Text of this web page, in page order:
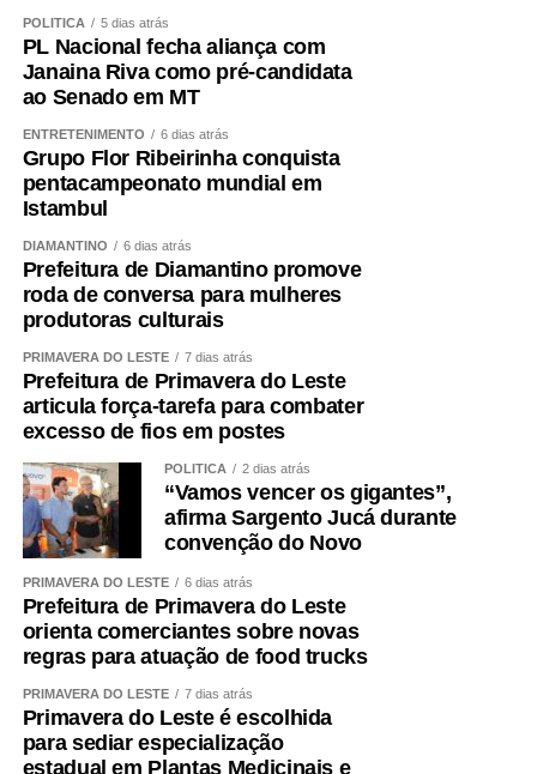
WhatsApp
Facebook
TwitterMessenger
POLÍTICA 5 dias atrás
PL Nacional fecha aliança com
Janaina Riva como pré-candidata
ao Senado em MT
ENTRETENIMENTO 6 dias atrás
Grupo Flor Ribeirinha conquista
pentacampeonato mundial em
Istambul
DIAMANTINO 6 dias atrás
Prefeitura de Diamantino promove
roda de conversa para mulheres
produtoras culturais
PRIMAVERA DO LESTE 7 dias atrás
Prefeitura de Primavera do Leste
articula força-tarefa para combater
excesso de fios em postes
POLÍTICA 2 dias atrás
“Vamos vencer os gigantes”,
afirma Sargento Jucá durante
convenção do Novo
PRIMAVERA DO LESTE 6 dias atrás
Prefeitura de Primavera do Leste
orienta comerciantes sobre novas
regras para atuação de food trucks
PRIMAVERA DO LESTE 7 dias atrás
Primavera do Leste é escolhida
para sediar especialização
estadual em Plantas Medicinais e